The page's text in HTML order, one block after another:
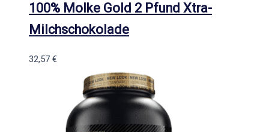
100% Molke Gold 2 Pfund Xtra-
Milchschokolade
32,57 €